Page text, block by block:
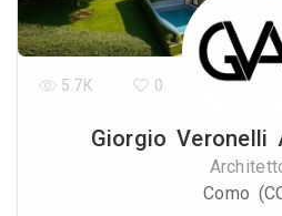
Giorgio Veronelli
Como
5.7K 0